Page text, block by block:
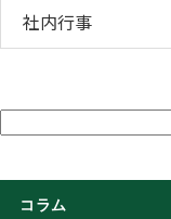
社内行事
コラム